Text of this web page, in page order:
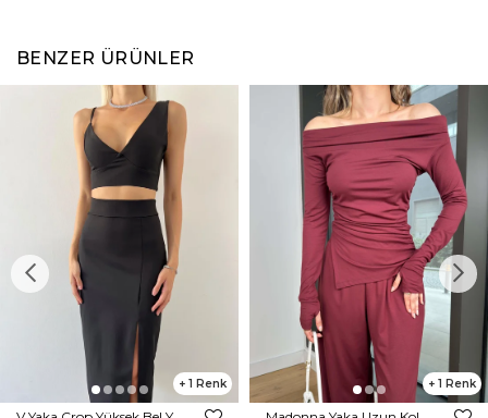
BENZER ÜRÜNLER
1 1